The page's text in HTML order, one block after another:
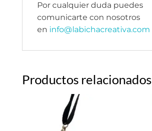
Por cualquier duda puedes
comunicarte con nosotros
en info@labichacreativa.com
Productos relacionados